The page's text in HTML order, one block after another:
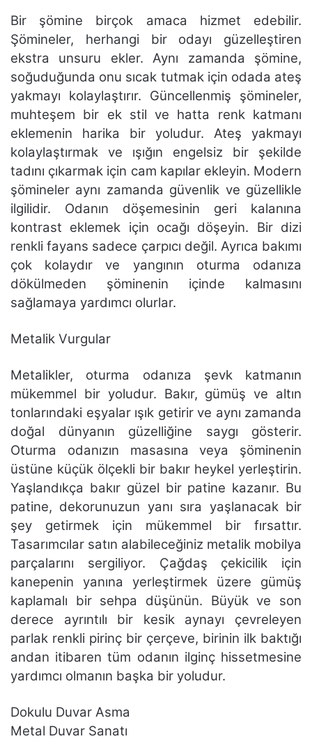
Bir şömine birçok amaca hizmet edebilir.
Şömineler, herhangi bir odayı güzelleştiren
ekstra unsuru ekler. Aynı zamanda şömine,
soğuduğunda onu sıcak tutmak için odada ateş
yakmayı kolaylaştırır. Güncellenmiş şömineler,
muhteşem bir ek stil ve hatta renk katmanı
eklemenin harika bir yoludur. Ateş yakmayı
kolaylaştırmak ve ışığın engelsiz bir şekilde
tadını çıkarmak için cam kapılar ekleyin. Modern
şömineler aynı zamanda güvenlik ve güzellikle
ilgilidir. Odanın döşemesinin geri kalanına
kontrast eklemek için ocağı döşeyin. Bir dizi
renkli fayans sadece çarpıcı değil. Ayrıca bakımı
çok kolaydır ve yangının oturma odanıza
dökülmeden şöminenin içinde kalmasını
sağlamaya yardımcı olurlar.
Metalik Vurgular
Metalikler, oturma odanıza şevk katmanın
mükemmel bir yoludur. Bakır, gümüş ve altın
tonlarındaki eşyalar ışık getirir ve aynı zamanda
doğal dünyanın güzelliğine saygı gösterir.
Oturma odanızın masasına veya şöminenin
üstüne küçük ölçekli bir bakır heykel yerleştirin.
Yaşlandıkça bakır güzel bir patine kazanır. Bu
patine, dekorunuzun yanı sıra yaşlanacak bir
şey getirmek için mükemmel bir fırsattır.
Tasarımcılar satın alabileceğiniz metalik mobilya
parçalarını sergiliyor. Çağdaş çekicilik için
kanepenin yanına yerleştirmek üzere gümüş
kaplamalı bir sehpa düşünün. Büyük ve son
derece ayrıntılı bir kesik aynayı çevreleyen
parlak renkli pirinç bir çerçeve, birinin ilk baktığı
andan itibaren tüm odanın ilginç hissetmesine
yardımcı olmanın başka bir yoludur.
Dokulu Duvar Asma
Metal Duvar Sanatı